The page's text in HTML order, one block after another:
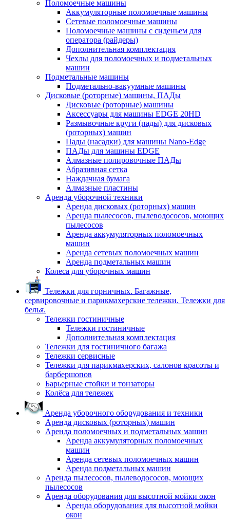
Поломоечные машины
Аккумуляторные поломоечные машины
Сетевые поломоечные машины
Поломоечные машины с сиденьем для
оператора (райдеры)
Дополнительная комплектация
Чехлы для поломоечных и подметальных
машин
Подметальные машины
Подметально-вакуумные машины
Дисковые (роторные) машины, ПАДы
Дисковые (роторные) машины
Аксессуары для машины EDGE 20HD
Размывочные круги (пады) для дисковых
(роторных) машин
Пады (насадки) для машины Nano-Edge
ПАДы для машины EDGE
Алмазные полировочные ПАДы
Абразивная сетка
Наждачная бумага
Алмазные пластины
Аренда уборочной техники
Аренда дисковых (роторных) машин
Аренда пылесосов, пылеводососов, моющих
пылесосов
Аренда аккумуляторных поломоечных
машин
Аренда сетевых поломоечных машин
Аренда подметальных машин
Колеса для уборочных машин
Тележки для горничных. Багажные,
сервировочные и парикмахерские тележки. Тележки для
белья.
Тележки гостиничные
Тележки гостиничные
Дополнительная комплектация
Тележки для гостиничного багажа
Тележки сервисные
Тележки для парикмахерских, салонов красоты и
барбершопов
Барьерные стойки и тонзаторы
Колёса для тележек
Аренда уборочного оборудования и техники
Аренда дисковых (роторных) машин
Аренда поломоечных и подметальных машин
Аренда аккумуляторных поломоечных
машин
Аренда сетевых поломоечных машин
Аренда подметальных машин
Аренда пылесосов, пылеводососов, моющих
пылесосов
Аренда оборудования для высотной мойки окон
Аренда оборудования для высотной мойки
окон